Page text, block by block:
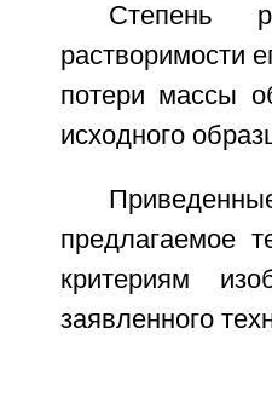
Степень
растворимости
потери массы
исходного
предлагаемое
критериям
заявленного